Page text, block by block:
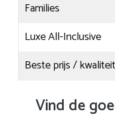
Families
Luxe All-Inclusive
Beste prijs / kwaliteit
Vind de